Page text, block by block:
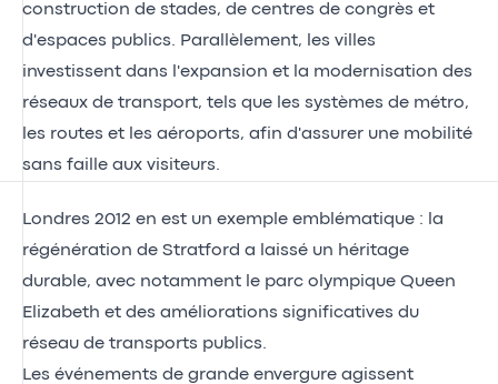
construction de stades, de centres de congrès et
d'espaces publics. Parallèlement, les villes
investissent dans l'expansion et la modernisation des
réseaux de transport, tels que les systèmes de métro,
les routes et les aéroports, afin d'assurer une mobilité
sans faille aux visiteurs.
Londres 2012 en est un exemple emblématique : la
régénération de Stratford a laissé un héritage
durable, avec notamment le parc olympique Queen
Elizabeth et des améliorations significatives du
réseau de transports publics.
Les événements de grande envergure agissent